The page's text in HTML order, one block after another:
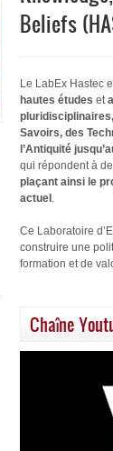
Beliefs
Le LabEx Hastec
hautes études et
Savoirs, des
l’Antiquité
qui répondent à
plaçant ainsi le
actuel .
Ce Laboratoire
construire une
formation et de
Chaîne